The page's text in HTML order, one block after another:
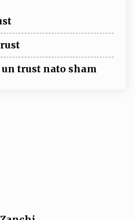
trust nato sham